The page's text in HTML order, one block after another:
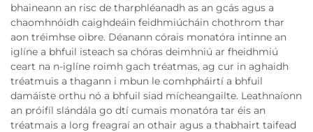
bhaineann an risc de tharphléanadh as an gcás agus a
chaomhnóidh caighdeáin feidhmiúcháin chothrom thar
aon tréimhse oibre. Déanann córais monatóra intinne an
iglíne a bhfuil isteach sa chóras deimhniú ar fheidhmiú
ceart na n-iglíne roimh gach tréatmas, ag cur in aghaidh
tréatmuis a thagann i mbun le comhpháirtí a bhfuil
damáiste orthu nó a bhfuil siad mícheangailte. Leathnaíonn
an próifíl slándála go dtí cumais monatóra tar éis an
tréatmais a lorg freagraí an othair agus a thabhairt taifead